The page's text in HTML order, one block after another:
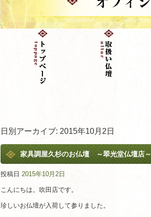
日別アーカイブ: 2015年10月2日
家具調屋久杉のお仏壇 ～翠光堂仏壇店～
投稿日 2015年10月2日
こんにちは。吹田店です。
珍しいお仏壇が入荷して参りました。